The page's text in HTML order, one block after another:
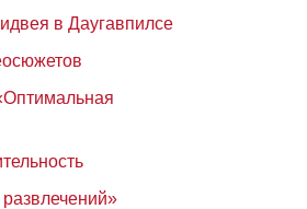
в Даугавпилсе